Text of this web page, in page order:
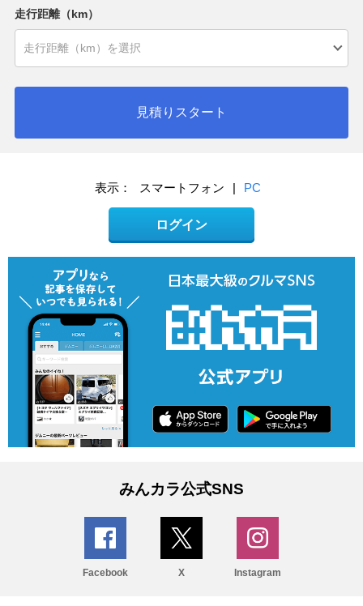
走行距離（km）
見積りスタート
表示： スマートフォン | PC
ログイン
みんカラ公式SNS
Facebook X Instagram